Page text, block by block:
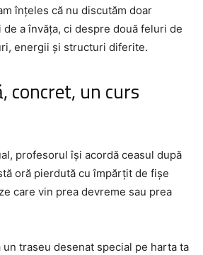
înțeles că nu discutăm doar
a învăța, ci despre două feluri de
energii și structuri diferite.
concret, un curs
profesorul își acordă ceasul după
oră pierdută cu împărțit de fișe
care vin prea devreme sau prea
un traseu desenat special pe harta ta